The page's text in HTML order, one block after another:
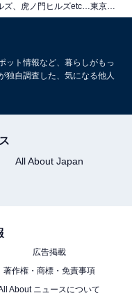
なとみらいまで約1.5キ
ット情報など、暮らしがもっ
独自調査した、気になる他人
All About Japan
広告掲載
著作権・商標・免責事項
About ニュースについて